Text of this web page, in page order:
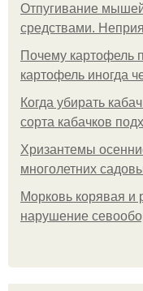
Отпугивание
средствами.
Почему картофель
картофель иногда
Когда убирать
сорта кабачков
Хризантемы
многолетних
Морковь корявая и
нарушение